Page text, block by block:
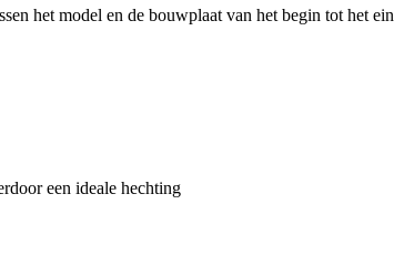
het model en de bouwplaat van het begin tot het
een ideale hechting